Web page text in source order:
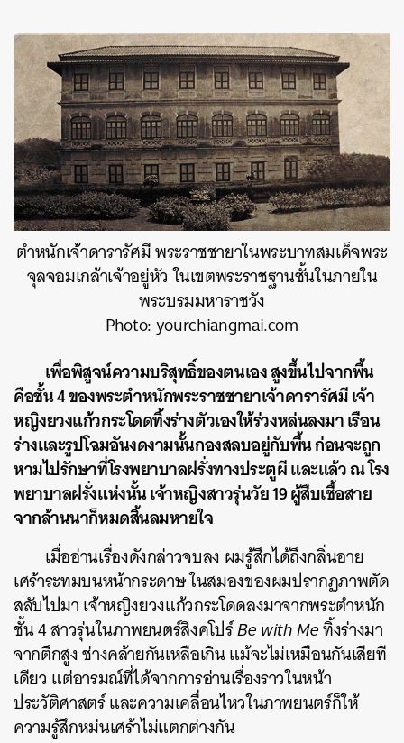
ตำหนักเจ้าดารารัศมี พระราชชายาในพระบาทสมเด็จพระ
จุลจอมเกล้าเจ้าอยู่หัว ในเขตพระราชฐานชั้นในภายใน
พระบรมมหาราชวัง
Photo: yourchiangmai.com
เพื่อพิสูจน์ความบริสุทธิ์ของตนเอง สูงขึ้นไปจากพื้น
คือชั้น 4 ของพระตำหนักพระราชชายาเจ้าดารารัศมี เจ้า
หญิงยวงแก้วกระโดดทิ้งร่างตัวเองให้ร่วงหล่นลงมา เรือน
ร่างและรูปโฉมอันงดงามนั้นกองสลบอยู่กับพื้น ก่อนจะถูก
หามไปรักษาที่โรงพยาบาลฝรั่งทางประตูผี และแล้ว ณ โรง
พยาบาลฝรั่งแห่งนั้น เจ้าหญิงสาวรุ่นวัย 19 ผู้สืบเชื้อสาย
จากล้านนาก็หมดสิ้นลมหายใจ
เมื่ออ่านเรื่องดังกล่าวจบลง ผมรู้สึกได้ถึงกลิ่นอาย
เศร้าระทมบนหน้ากระดาษ ในสมองของผมปรากฏภาพตัด
สลับไปมา เจ้าหญิงยวงแก้วกระโดดลงมาจากพระตำหนัก
ชั้น 4 สาวรุ่นในภาพยนตร์สิงคโปร์Be with Meทิ้งร่างมา
จากตึกสูง ช่างคล้ายกันเหลือเกิน แม้จะไม่เหมือนกันเสียที
เดียว แต่อารมณ์ที่ได้จากการอ่านเรื่องราวในหน้า
ประวัติศาสตร์ และความเคลื่อนไหวในภาพยนตร์ก็ให้
ความรู้สึกหม่นเศร้าไม่แตกต่างกัน